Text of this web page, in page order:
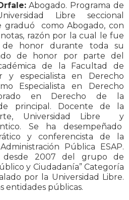
Abogado. Programa de
Libre seccional
graduó como Abogado, con
razón por la cual le fue
de honor durante toda su
de honor por parte del
de la Facultad de
y especialista en Derecho
Especialista en Derecho
en Derecho de la
principal. Docente de la
Universidad Libre y
Se ha desempeñado
y conferencista de la
Pública ESAP.
2007 del grupo de
y Ciudadanía” Categoría
por la Universidad Libre.
entidades públicas.